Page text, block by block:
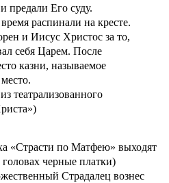
предали Его суду.
распинали на кресте.
и Иисус Христос за то,
себя Царем. После
казни, называемое
театрализованного
«Страсти по Матфею» выходят
черные платки)
Страдалец вознес